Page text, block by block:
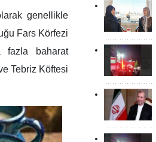
genellikle
Fars Körfezi
fazla baharat
Tebriz Köftesi